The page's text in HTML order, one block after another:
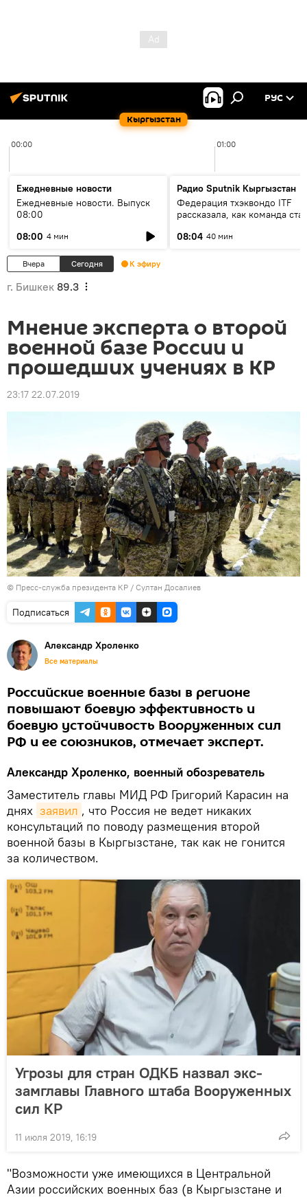
Кыргызстан
РУС
00:00 01:00
Ежедневные новости
Ежедневные новости. Выпуск
08:00
08:00 4 мин
Радио Sputnik Кыргызстан
Федерация тхэквондо ITF
рассказала, как команда
08:04 40 мин
Вчера Сегодня К эфиру
г. Бишкек 89.3
Мнение эксперта о второй
военной базе России и
прошедших учениях в КР
23:17 22.07.2019
© Пресс-служба президента КР / Султан Досалиев
Подписаться
Александр Хроленко
Все материалы
Российские военные базы в регионе
повышают боевую эффективность и
боевую устойчивость Вооруженных сил
РФ и ее союзников, отмечает эксперт.
Александр Хроленко, военный обозреватель
Заместитель главы МИД РФ Григорий Карасин на
днях заявил , что Россия не ведет никаких
консультаций по поводу размещения второй
военной базы в Кыргызстане, так как не гонится
за количеством.
Угрозы для стран ОДКБ назвал экс-
замглавы Главного штаба Вооруженных
сил КР
11 июля 2019, 16:19
"Возможности уже имеющихся в Центральной
Азии российских военных баз (в Кыргызстане и